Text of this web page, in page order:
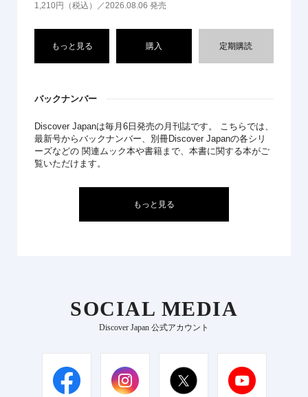
1,210円（税込）／2026.08.06 発売
もっと見る 購入 定期購読
バックナンバー
Discover Japanは毎月6日発売の月刊誌です。 こちらでは、
最新号からバックナンバー、別冊Discover Japanの各シリ
ーズなどの 関連ムック本や書籍まで、本書に関する本がご
覧いただけます。
もっと見る
SOCIAL MEDIA
Discover Japan 公式アカウント